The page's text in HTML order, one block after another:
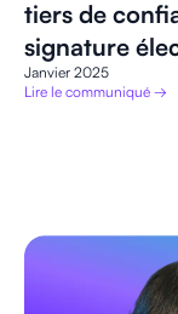
tiers de
signature
Janvier 2025
Lire le communiqué →